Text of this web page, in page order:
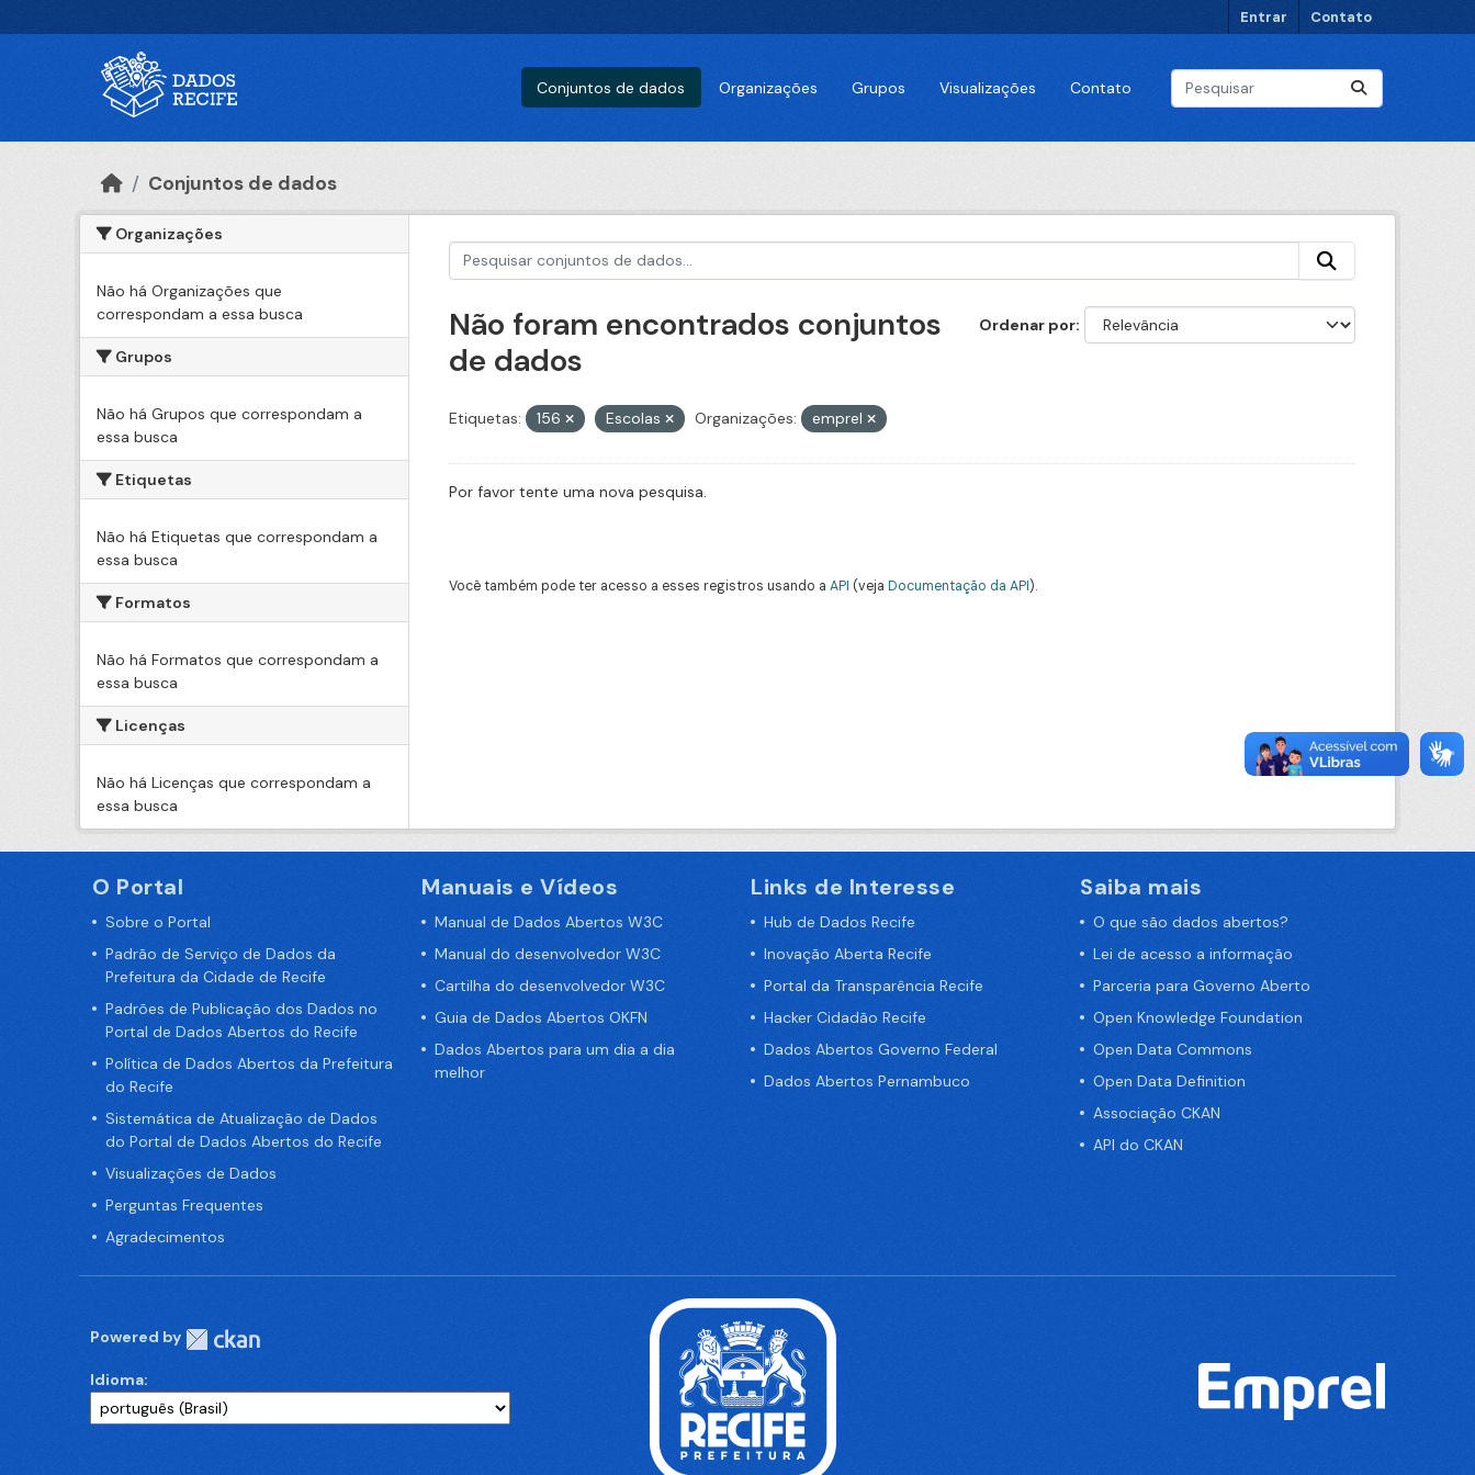
Entrar Contato
Conjuntos de dados Organizações Grupos Visualizações Contato
Conjuntos de dados
Organizações
Não há Organizações que
correspondam a essa busca
Grupos
Não há Grupos que correspondam a
essa busca
Etiquetas
Não há Etiquetas que correspondam a
essa busca
Formatos
Não há Formatos que correspondam a
essa busca
Licenças
Não há Licenças que correspondam a
essa busca
Ordenar por
Não foram encontrados conjuntos
de dados
Etiquetas: 156 Escolas Organizações: emprel
Por favor tente uma nova pesquisa.
Você também pode ter acesso a esses registros usando a API (veja Documentação da API).
O Portal
Sobre o Portal
Padrão de Serviço de Dados da
Prefeitura da Cidade de Recife
Padrões de Publicação dos Dados no
Portal de Dados Abertos do Recife
Política de Dados Abertos da Prefeitura
do Recife
Sistemática de Atualização de Dados
do Portal de Dados Abertos do Recife
Visualizações de Dados
Perguntas Frequentes
Agradecimentos
Manuais e Vídeos
Manual de Dados Abertos W3C
Manual do desenvolvedor W3C
Cartilha do desenvolvedor W3C
Guia de Dados Abertos OKFN
Dados Abertos para um dia a dia
melhor
Links de Interesse
Hub de Dados Recife
Inovação Aberta Recife
Portal da Transparência Recife
Hacker Cidadão Recife
Dados Abertos Governo Federal
Dados Abertos Pernambuco
Saiba mais
O que são dados abertos?
Lei de acesso a informação
Parceria para Governo Aberto
Open Knowledge Foundation
Open Data Commons
Open Data Definition
Associação CKAN
API do CKAN
Powered by
Idioma